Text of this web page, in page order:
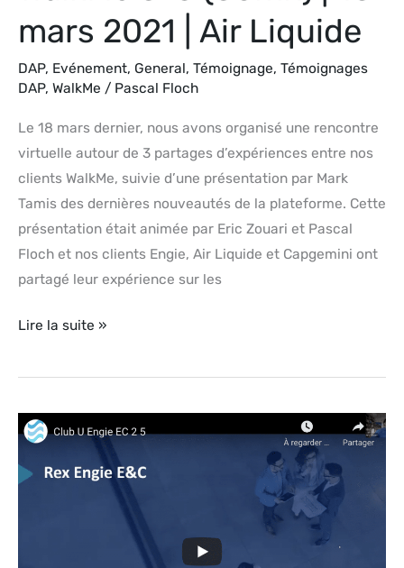
mars 2021 | Air Liquide
DAP, Evénement, General, Témoignage, Témoignages
DAP, WalkMe / Pascal Floch
Le 18 mars dernier, nous avons organisé une rencontre
virtuelle autour de 3 partages d’expériences entre nos
clients WalkMe, suivie d’une présentation par Mark
Tamis des dernières nouveautés de la plateforme. Cette
présentation était animée par Eric Zouari et Pascal
Floch et nos clients Engie, Air Liquide et Capgemini ont
partagé leur expérience sur les
Lire la suite »
Replay
Club